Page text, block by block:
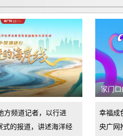
销售说的价格是包含保险，合同没
保险保险强制在他们店里购买低开
额
金
有造成其任何损失，要求退还订
车无现车诱导消费者支付订金当消
销售合同不认可拒签时擅自扣押消
产
还定金
方频道记者，以行进
式的报道，讲述海洋经
家门
幸福成
央广网